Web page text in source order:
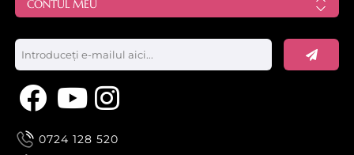
CONTUL MEU
0724 128 520